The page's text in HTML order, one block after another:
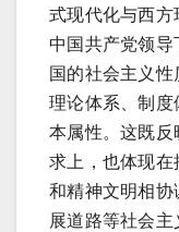
式现代化与西方
中国共产党领
国的社会主义性
理论体系、制度
本属性。这既
求上，也体现在
和精神文明相
展道路等社会